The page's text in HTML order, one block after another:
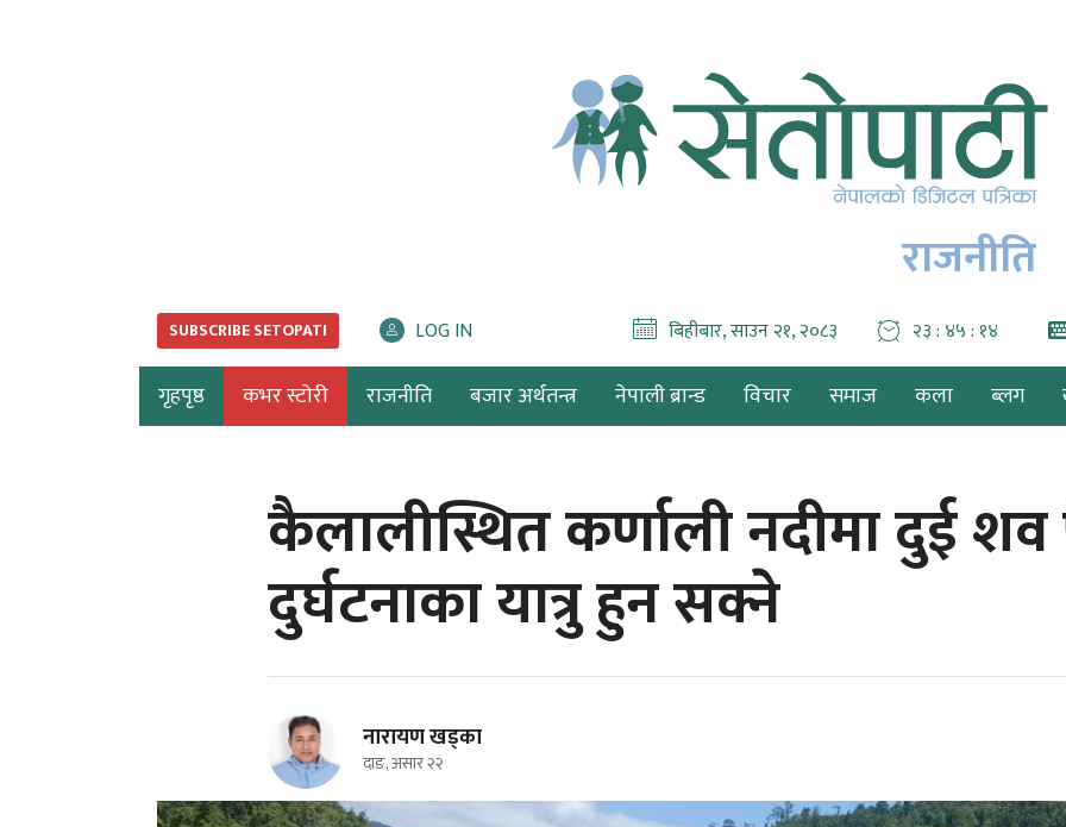
राजनीति
SUBSCRIBE SETOPATI LOG IN बिहीबार, साउन २१, २०८३ २३ : ४५ : १५
गृहपृष्ठ कभर स्टोरी राजनीति बजार अर्थतन्त्र नेपाली ब्रान्ड विचार समाज कला ब्लग
कैलालीस्थित कर्णाली नदीमा दुई
दुर्घटनाका यात्रु हुन सक्ने
नारायण खड्का
दाङ, असार २२